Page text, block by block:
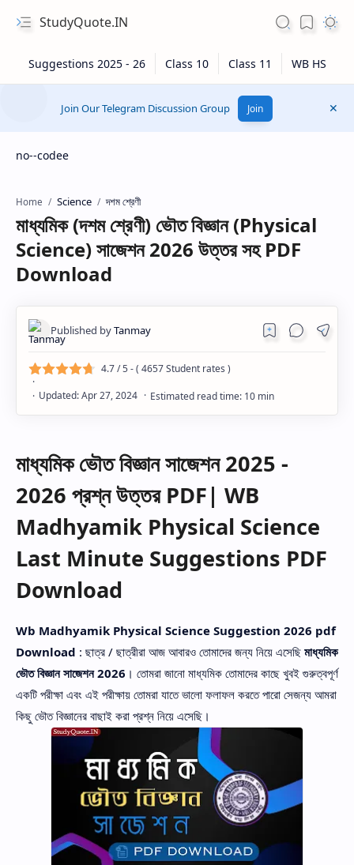
StudyQuote.IN
Join Our Telegram Discussion Group Join
no--codee
Home Science দশম শ্রেণী
মাধ্যমিক (দশম শ্রেণী) ভৌত বিজ্ঞান (Physical
Science) সাজেশন 2026 উত্তর সহ PDF
Download
4.7/ 5 - ( 4657Student rates )
মাধ্যমিক ভৌত বিজ্ঞান সাজেশন 2025 -
2026 প্রশ্ন উত্তর PDF| WB
Madhyamik Physical Science
Last Minute Suggestions PDF
Download
Wb Madhyamik Physical Science Suggestion 2026 pdf
Download : ছাত্র / ছাত্রীরা আজ আবারও তোমাদের জন্য নিয়ে এসেছি মাধ্যমিক
ভৌত বিজ্ঞান সাজেশন 2026 । তোমরা জানো মাধ্যমিক তোমাদের কাছে খুবই গুরুত্বপূর্ণ
একটি পরীক্ষা এবং এই পরীক্ষায় তোমরা যাতে ভালো ফলাফল করতে পারো সেজন্য আমরা
কিছু ভৌত বিজ্ঞানের বাছাই করা প্রশ্ন নিয়ে এসেছি।